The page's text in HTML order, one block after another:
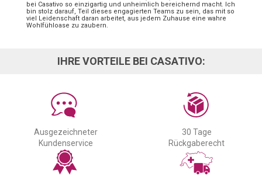
bei Casativo so einzigartig und unheimlich bereichernd macht. Ich
bin stolz darauf, Teil dieses engagierten Teams zu sein, das mit so
viel Leidenschaft daran arbeitet, aus jedem Zuhause eine wahre
Wohlfühloase zu zaubern.
IHRE VORTEILE BEI CASATIVO:
Ausgezeichneter
Kundenservice
30 Tage
Rückgaberecht